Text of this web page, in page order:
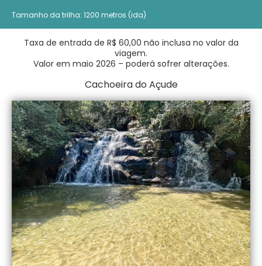
Tamanho da trilha: 1200 metros (ida)
Taxa de entrada de R$ 60,00 não inclusa no valor da
viagem.
Valor em maio 2026 – poderá sofrer alterações.
Cachoeira do Açude